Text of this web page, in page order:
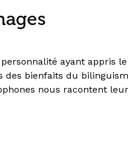
ayant appris
des bienfaits du
nous racontent